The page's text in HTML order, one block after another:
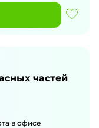
частей
в офисе